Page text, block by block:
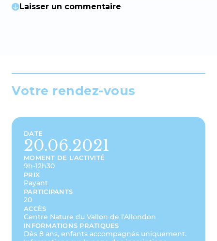
Laisser un commentaire
Votre rendez-vous
DATE
20.06.2021
MOMENT DE L'ACTIVITÉ
9h-12h30
PRIX
Payant
PARTICIPANTS
20
ACCÈS
Centre Nature du Vallon de l'Allondon
INFORMATIONS PRATIQUES
Dès 8 ans, enfants accompagnés uniquement.